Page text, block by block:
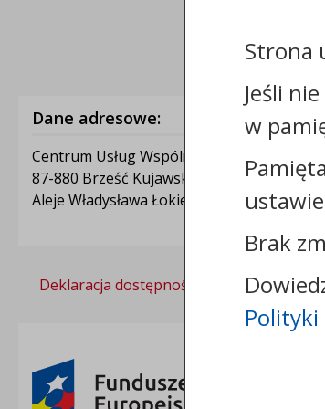
Dane adresowe:
Centrum Usług Wspólnych w Brześciu
87-880 Brześć Kujawski
Aleje Władysława Łokietka 1A
Deklaracja dostępności Polityka
Strona
Jeśli
w
Brak
Polityki